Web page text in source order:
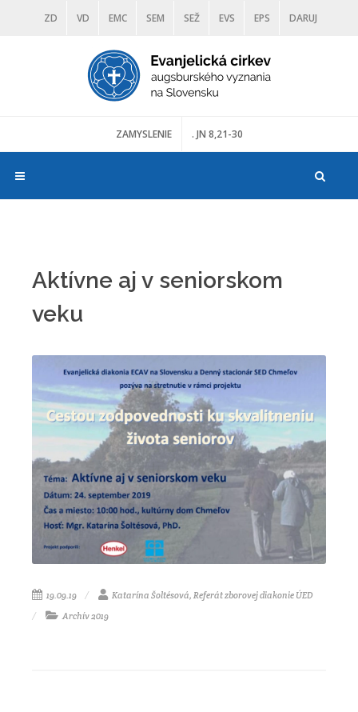
ZD VD EMC SEM SEŽ EVS EPS DARUJ
DIAKONIA ŠKOLY TRANOSCIUS
ZAMYSLENIE . JN 8,21-30
Aktívne aj v seniorskom
veku
19.09.19
Katarína Šoltésová, Referát zborovej diakonie ÚED
Archív 2019